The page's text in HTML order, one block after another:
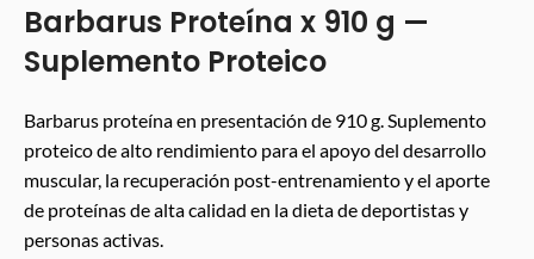
Barbarus Proteína x 910 g —
Suplemento Proteico
Barbarus proteína en presentación de 910 g. Suplemento
proteico de alto rendimiento para el apoyo del desarrollo
muscular, la recuperación post-entrenamiento y el aporte
de proteínas de alta calidad en la dieta de deportistas y
personas activas.